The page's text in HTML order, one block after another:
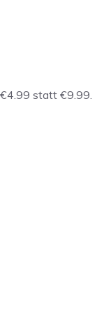
€4.99 statt €9.99.